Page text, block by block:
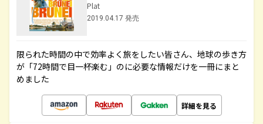
Plat
2019.04.17 発売
限られた時間の中で効率よく旅をしたい皆さん、地球の歩き方
が「72時間で目一杯楽む」のに必要な情報だけを一冊にまと
めました
詳細を見る